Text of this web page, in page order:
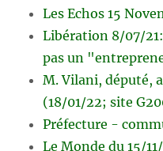
Les Echos 15
Libération 8/07/
pas un
M. Vilani, député,
(18/01/22; site
Préfecture -
Le Monde du 15/